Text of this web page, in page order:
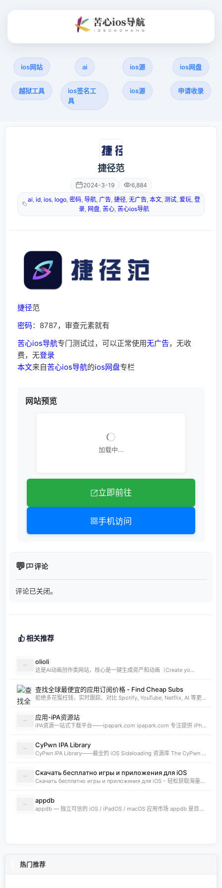
ios网站 ai ios源 ios网盘
越狱工具
ios签名工
具
ios源 申请收录
捷径范
2024-3-19
6,884
ai id, ios, logo, 密码, 导航, 广告, 捷径, 无广告, 本文, 测试, 爱玩, 登
录, 网盘, 苦心, 苦心ios导航
捷径范
密码：8787，审查元素就有
苦心ios导航专门测试过，可以正常使用无广告，无收
费，无登录
本文来自苦心ios导航的ios网盘专栏
网站预览
加载中...
立即前往
手机访问
评论
评论已关闭。
相关推荐
olioli
这是AI动画创作类网站，核心是一键生成资产和动画（Create yo...
查找全球最便宜的应用订阅价格 - Find Cheap Subs
拒绝多花冤枉钱，实时跟踪、对比 Spotify, YouTube, Netflix, AI 等更多 App 的全球订阅价格。发现 App Store 最低价国家，订阅费用立省 80%。
应用-iPA资源站
iPA资源一站式下载平台——ipapark.com ipapark.com 专注提供 iPhone、iPad、iPod 软体的 IPA 文件下载服务，覆盖 iOS4 至 iOS16 全系统版本，满足不同机型的用户需求。无论是正版砸壳、开心版软件，还是越狱插件、免费证书，都可在本站快速获取。 核心优势 **全网最全 ip
CyPwn IPA Library
CyPwn IPA Library——最全的 iOS Sideloading 资源库 The CyPwn IPA Library is the most complete sideloading library available for iOS devices. 这里聚合了海量 IPA 包，覆盖 Jailbreak
Скачать бесплатно игры и приложения для iOS
Скачать бесплатно игры и приложения для iOS – 轻松获取海量精品 在 iklassika.ru，您可以 Скачать 各类 бесплатно 的 игры 与 приложения，专为 iOS 设备打造。平台汇聚最新、最热的移动资源，让用户无需繁琐搜索，一键下载，畅享无
appdb
appdb — 独立可信的 iOS / iPadOS / macOS 应用市场 appdb 是目前最大的 独立 marketplace，专注于 iOS、iPadOS 与 macOS 生态。无论是开发者想要免费发布应用，还是普通用户想要安全、私密地下载安装自己需要的 app，都可以在这里轻松实现。 核心优势 免费发布：开
热门推荐